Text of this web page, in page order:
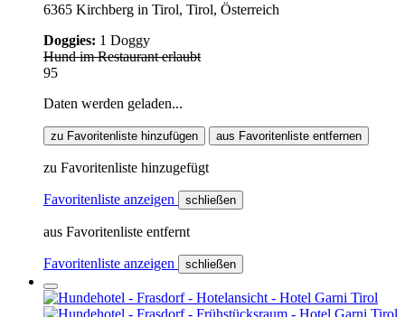
6365 Kirchberg in Tirol, Tirol, Österreich
Doggies: 1 Doggy
Hund im Restaurant erlaubt
95
Daten werden geladen...
zu Favoritenliste hinzufügen aus Favoritenliste entfernen
zu Favoritenliste hinzugefügt
Favoritenliste anzeigen schließen
aus Favoritenliste entfernt
Favoritenliste anzeigen schließen